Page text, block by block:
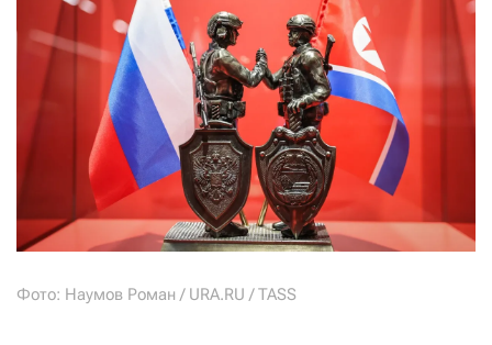
Фото: Наумов Роман / URA.RU / TASS